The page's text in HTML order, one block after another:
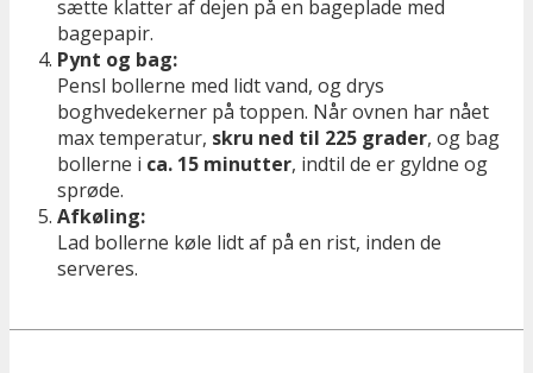
sætte klatter af dejen på en bageplade med
bagepapir.
Pynt og bag:
Pensl bollerne med lidt vand, og drys
boghvedekerner på toppen. Når ovnen har nået
max temperatur, skru ned til 225 grader, og bag
bollerne i ca. 15 minutter, indtil de er gyldne og
sprøde.
Afkøling:
Lad bollerne køle lidt af på en rist, inden de
serveres.